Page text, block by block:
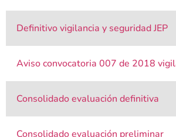
Definitivo vigilancia y seguridad JEP
Aviso convocatoria 007 de 2018
Consolidado evaluación definitiva
Consolidado evaluación preliminar